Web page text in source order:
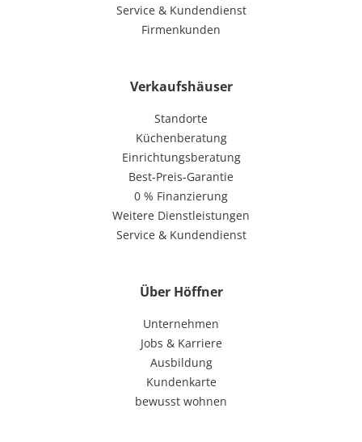
Service & Kundendienst
Firmenkunden
Verkaufshäuser
Standorte
Küchenberatung
Einrichtungsberatung
Best-Preis-Garantie
0 % Finanzierung
Weitere Dienstleistungen
Service & Kundendienst
Über Höffner
Unternehmen
Jobs & Karriere
Ausbildung
Kundenkarte
bewusst wohnen